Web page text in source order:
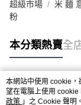
每筆HK$50.00，滿
超級市場 米 麵
粉
本分類熱賣全
熱門標籤
本網站中使用 cookie，
望在電腦上使用
政策 」之 Cookie 聲明